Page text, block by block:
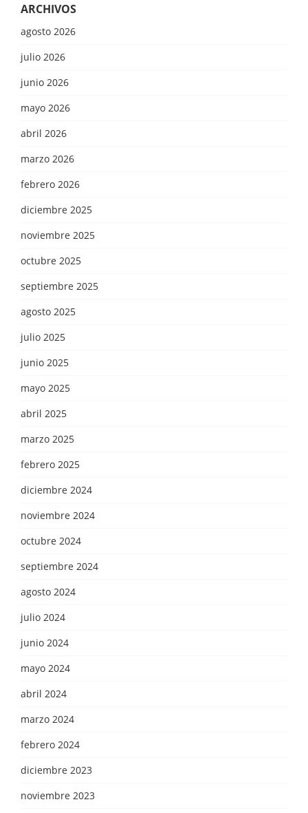
ARCHIVOS
agosto 2026
julio 2026
junio 2026
mayo 2026
abril 2026
marzo 2026
febrero 2026
diciembre 2025
noviembre 2025
octubre 2025
septiembre 2025
agosto 2025
julio 2025
junio 2025
mayo 2025
abril 2025
marzo 2025
febrero 2025
diciembre 2024
noviembre 2024
octubre 2024
septiembre 2024
agosto 2024
julio 2024
junio 2024
mayo 2024
abril 2024
marzo 2024
febrero 2024
diciembre 2023
noviembre 2023